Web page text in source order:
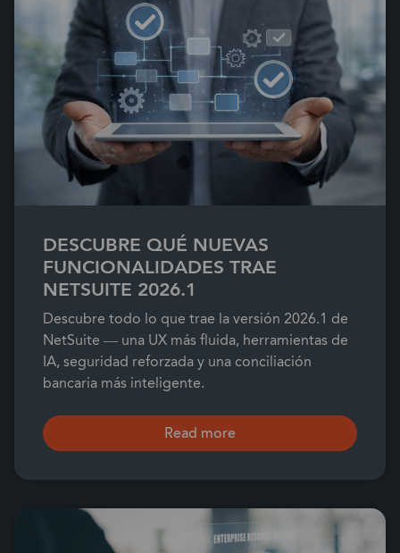
DESCUBRE QUÉ NUEVAS
FUNCIONALIDADES TRAE
NETSUITE 2026.1
Descubre todo lo que trae la versión 2026.1 de
NetSuite — una UX más fluida, herramientas de
IA, seguridad reforzada y una conciliación
bancaria más inteligente.
Read more